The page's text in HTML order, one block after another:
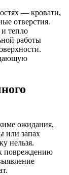
— кровати,
отверстия.
тепло
работы
ожидания,
или запах
нельзя.
повреждению